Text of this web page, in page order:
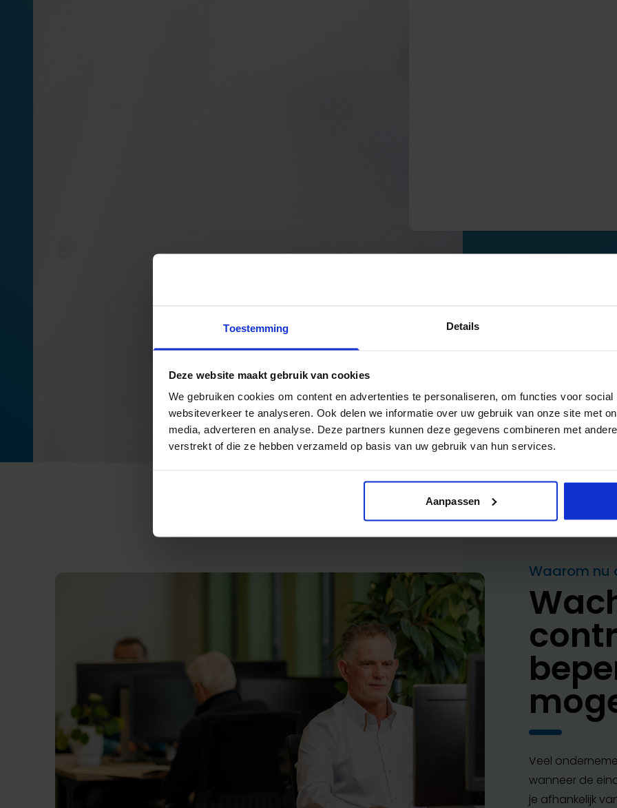
Toestemming Details
Deze website maakt gebruik van cookies
We gebruiken cookies om content en advertenties te personaliseren, om functies voor
websiteverkeer te analyseren. Ook delen we informatie over uw gebruik van onze site met
media, adverteren en analyse. Deze partners kunnen deze gegevens combineren met
verstrekt of die ze hebben verzameld op basis van uw gebruik van hun services.
Aanpassen
Waarom nu
Veel
wanneer de
je afhankelijk